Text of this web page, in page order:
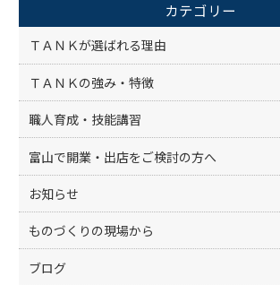
カテゴリー
ＴＡＮＫが選ばれる理由
ＴＡＮＫの強み・特徴
職人育成・技能講習
富山で開業・出店をご検討の方へ
お知らせ
ものづくりの現場から
ブログ